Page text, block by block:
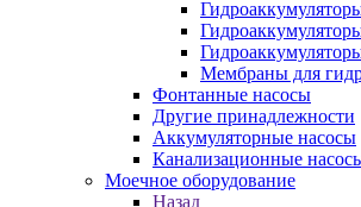
Мембраны для
Фонтанные насосы
Другие принадлежности
Аккумуляторные насосы
Канализационные
Моечное оборудование
Назад